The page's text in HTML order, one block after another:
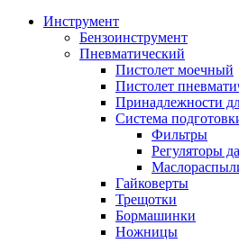
Инструмент
Бензоинструмент
Пневматический
Пистолет моечный
Пистолет
Принадлежности
Система
Фильтры
Регуляторы
Гайковерты
Трещотки
Бормашинки
Ножницы